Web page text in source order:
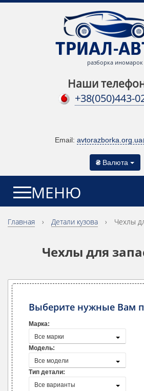
разборка иномарок
Наши
+38(050)443-
Email:
₴ Валюта
МЕНЮ
Главная › Детали кузова › Чехлы
Чехлы для
Выберите нужные Вам
Марка:
Все марки
Модель:
Все модели
Тип детали:
Все варианты